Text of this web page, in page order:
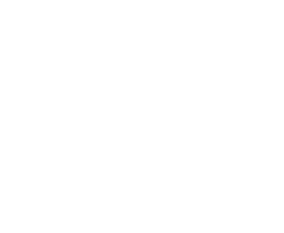
属します。